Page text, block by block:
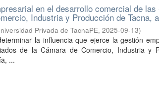
en el desarrollo comercial de las
Industria y Producción de Tacna,
Privada de TacnaPE,2025-09-13)
la influencia que ejerce la gestión
de la Cámara de Comercio, Industria y
...